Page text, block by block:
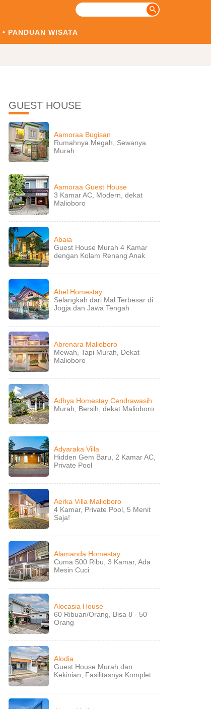
PANDUAN WISATA
GUEST HOUSE
Aamoraa Bugisan
Rumahnya Megah, Sewanya
Murah
Aamoraa Guest House
3 Kamar AC, Modern, dekat
Malioboro
Abaia
Guest House Murah 4 Kamar
dengan Kolam Renang Anak
Abel Homestay
Selangkah dari Mal Terbesar di
Jogja dan Jawa Tengah
Abrenara Malioboro
Mewah, Tapi Murah, Dekat
Malioboro
Adhya Homestay Cendrawasih
Murah, Bersih, dekat Malioboro
Adyaraka Villa
Hidden Gem Baru, 2 Kamar AC,
Private Pool
Aerka Villa Malioboro
4 Kamar, Private Pool, 5 Menit
Saja!
Alamanda Homestay
Cuma 500 Ribu, 3 Kamar, Ada
Mesin Cuci
Alocasia House
60 Ribuan/Orang, Bisa 8 - 50
Orang
Alodia
Guest House Murah dan
Kekinian, Fasilitasnya Komplet